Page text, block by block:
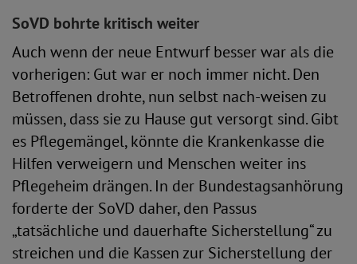
SoVD bohrte kritisch weiter
Auch wenn der neue Entwurf besser war als die
vorherigen: Gut war er noch immer nicht. Den
Betroffenen drohte, nun selbst nach-weisen zu
müssen, dass sie zu Hause gut versorgt sind. Gibt
es Pflegemängel, könnte die Krankenkasse die
Hilfen verweigern und Menschen weiter ins
Pflegeheim drängen. In der Bundestagsanhörung
forderte der SoVD daher, den Passus
„tatsächliche und dauerhafte Sicherstellung“ zu
streichen und die Kassen zur Sicherstellung der